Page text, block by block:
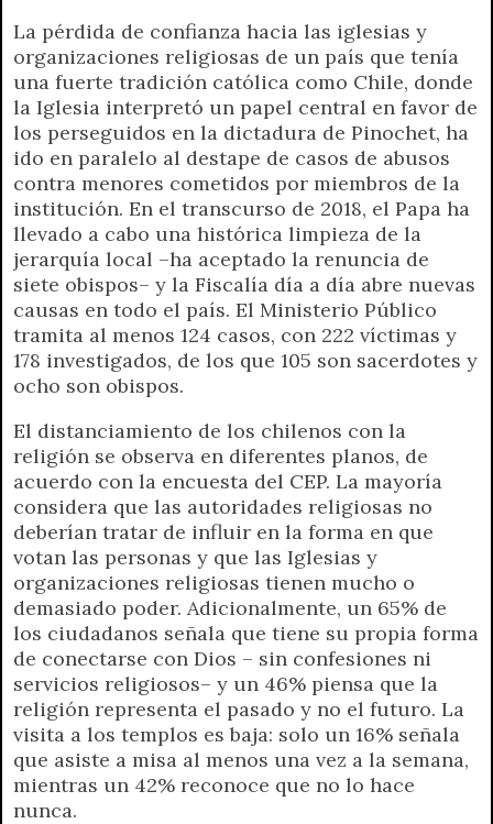
La pérdida de confianza hacia las iglesias y
organizaciones religiosas de un país que tenía
una fuerte tradición católica como Chile, donde
la Iglesia interpretó un papel central en favor de
los perseguidos en la dictadura de Pinochet, ha
ido en paralelo al destape de casos de abusos
contra menores cometidos por miembros de la
institución. En el transcurso de 2018, el Papa ha
llevado a cabo una histórica limpieza de la
jerarquía local –ha aceptado la renuncia de
siete obispos– y la Fiscalía día a día abre nuevas
causas en todo el país. El Ministerio Público
tramita al menos 124 casos, con 222 víctimas y
178 investigados, de los que 105 son sacerdotes y
ocho son obispos.
El distanciamiento de los chilenos con la
religión se observa en diferentes planos, de
acuerdo con la encuesta del CEP. La mayoría
considera que las autoridades religiosas no
deberían tratar de influir en la forma en que
votan las personas y que las Iglesias y
organizaciones religiosas tienen mucho o
demasiado poder. Adicionalmente, un 65% de
los ciudadanos señala que tiene su propia forma
de conectarse con Dios – sin confesiones ni
servicios religiosos– y un 46% piensa que la
religión representa el pasado y no el futuro. La
visita a los templos es baja: solo un 16% señala
que asiste a misa al menos una vez a la semana,
mientras un 42% reconoce que no lo hace
nunca.